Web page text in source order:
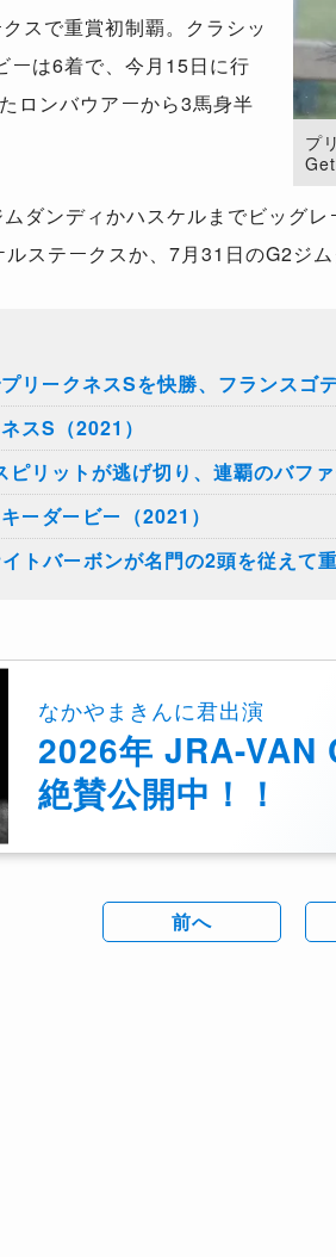
プ
スで重賞初制覇。クラシッ
ーは6着で、今月15日に行
ロンバウアーから3馬身半
ダンディかハスケルまでビッグ
ステークスか、7月31日のG2ジ
リークネスSを快勝、フランスゴ
スS（2021）
リットが逃げ切り、連覇のバフ
ーダービー（2021）
トバーボンが名門の2頭を従えて
なかやまきんに君出演
2026年 JRA-VAN
絶賛公開中！！
前へ